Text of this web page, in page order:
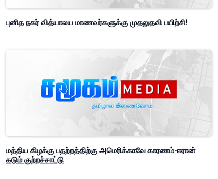
புனித நகர் வித்யாலய மாணவர்களுக்கு முதலுதவி பயிற்சி!
மத்திய கிழக்கு பதற்றத்திற்கு அமெரிக்காவே காரணம்-ஈரான்
கடும் குற்றச்சாட்டு